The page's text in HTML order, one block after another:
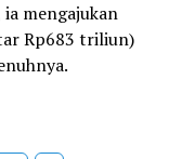
mengajukan
Rp683 triliun)